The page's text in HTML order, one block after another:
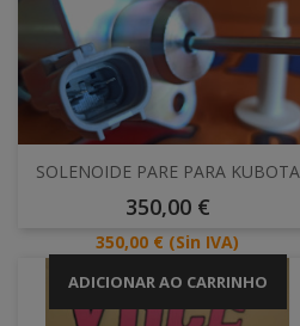
SOLENOIDE PARE PARA KUBOTA
Preço
350,00 €
Preço
350,00 € (Sin IVA)
ADICIONAR AO CARRINHO